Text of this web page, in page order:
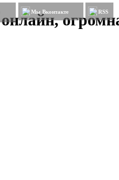
Мы Вконтакте RSS